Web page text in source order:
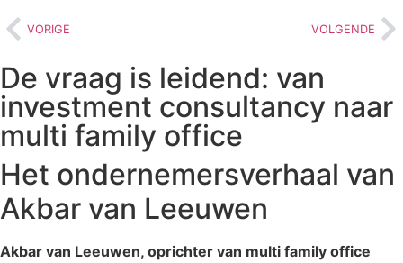
VORIGE VOLGENDE
De vraag is leidend: van
investment consultancy naar
multi family office
Het ondernemersverhaal van
Akbar van Leeuwen
Akbar van Leeuwen, oprichter van multi family office